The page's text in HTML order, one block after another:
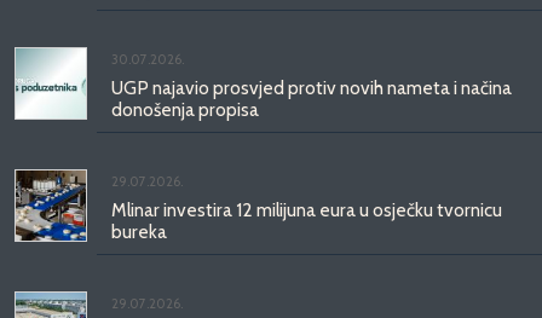
30.07.2026.
UGP najavio prosvjed protiv novih nameta i načina
donošenja propisa
29.07.2026.
Mlinar investira 12 milijuna eura u osječku tvornicu
bureka
29.07.2026.